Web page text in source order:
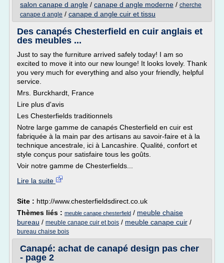
salon canape d angle / canape d angle moderne / cherche
canape d angle / canape d angle cuir et tissu
Des canapés Chesterfield en cuir anglais et
des meubles ...
Just to say the furniture arrived safely today! I am so
excited to move it into our new lounge! It looks lovely. Thank
you very much for everything and also your friendly, helpful
service.
Mrs. Burckhardt, France
Lire plus d'avis
Les Chesterfields traditionnels
Notre large gamme de canapés Chesterfield en cuir est
fabriquée à la main par des artisans au savoir-faire et à la
technique ancestrale, ici à Lancashire. Qualité, confort et
style conçus pour satisfaire tous les goûts.
Voir notre gamme de Chesterfields...
Lire la suite
Site : http://www.chesterfieldsdirect.co.uk
Thèmes liés : meuble canape chesterfield / meuble chaise
bureau / meuble canape cuir et bois / meuble canape cuir /
bureau chaise bois
Canapé: achat de canapé design pas cher
- page 2